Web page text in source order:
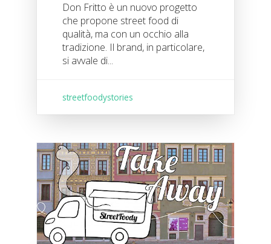
Don Fritto è un nuovo progetto
che propone street food di
qualità, ma con un occhio alla
tradizione. Il brand, in particolare,
si avvale di...
streetfoodystories